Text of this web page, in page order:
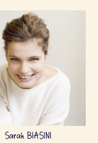
Sarah BIASINI